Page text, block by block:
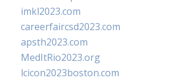
imkl2023.com
careerfaircsd2023.com
apsth2023.com
MedItRio2023.org
lcicon2023boston.com